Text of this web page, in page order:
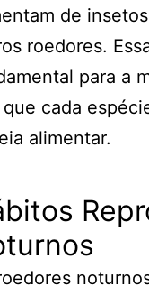
de
roedores.
para a
cada
alimentar.